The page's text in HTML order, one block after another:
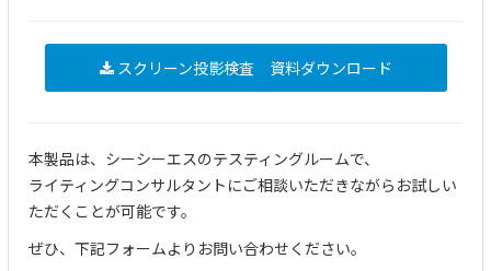
スクリーン投影検査 資料ダウンロード
本製品は、シーシーエスのテスティングルームで、
ライティングコンサルタントにご相談いただきながらお試しい
ただくことが可能です。
ぜひ、下記フォームよりお問い合わせください。